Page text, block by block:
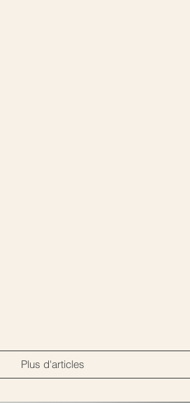
Plus d'articles